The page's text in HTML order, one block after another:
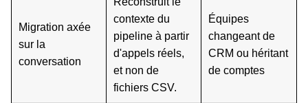
Migration axée
sur la
conversation
contexte du
pipeline à partir
d'appels réels,
et non de
fichiers CSV.
Équipes
changeant de
CRM ou héritant
de comptes